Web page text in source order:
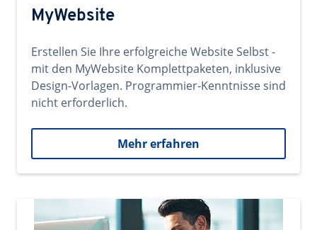
MyWebsite
Erstellen Sie Ihre erfolgreiche Website Selbst -
mit den MyWebsite Komplettpaketen, inklusive
Design-Vorlagen. Programmier-Kenntnisse sind
nicht erforderlich.
Mehr erfahren